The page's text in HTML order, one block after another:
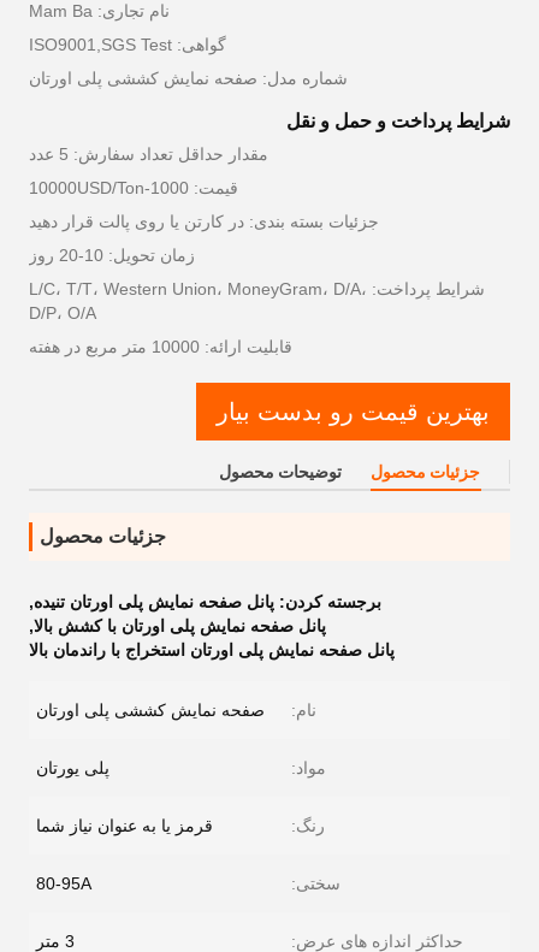
نام تجاری: Mam Ba
گواهی: ISO9001,SGS Test
شماره مدل: صفحه نمایش کششی پلی اورتان
شرایط پرداخت و حمل و نقل
مقدار حداقل تعداد سفارش: 5 عدد
قیمت: 1000-10000USD/Ton
جزئیات بسته بندی: در کارتن یا روی پالت قرار دهید
زمان تحویل: 10-20 روز
شرایط پرداخت: L/C، T/T، Western Union، MoneyGram، D/A،
D/P، O/A
قابلیت ارائه: 10000 متر مربع در هفته
بهترین قیمت رو بدست بیار
جزئیات محصول توضیحات محصول
جزئیات محصول
برجسته کردن: پانل صفحه نمایش پلی اورتان تنیده,
پانل صفحه نمایش پلی اورتان با کشش بالا,
پانل صفحه نمایش پلی اورتان استخراج با راندمان بالا
نام: صفحه نمایش کششی پلی اورتان
مواد: پلی یورتان
رنگ: قرمز یا به عنوان نیاز شما
سختی: 80-95A
حداکثر اندازه های عرض: 3 متر